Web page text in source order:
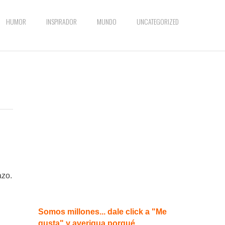
HUMOR INSPIRADOR MUNDO UNCATEGORIZED
Somos millones... dale click a "Me
gusta" y averigua porqué